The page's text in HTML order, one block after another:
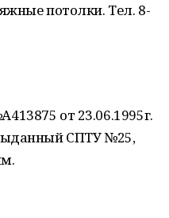
потолки. Тел. 8-
от 23.06.1995г.
СПТУ №25,